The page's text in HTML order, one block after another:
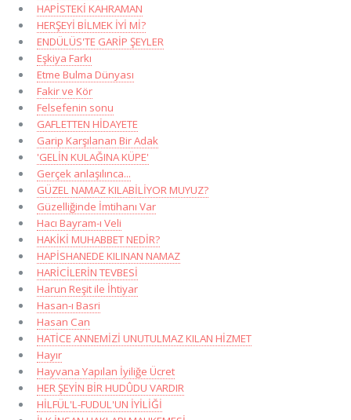
HAPİSTEKİ KAHRAMAN
HERŞEYİ BİLMEK İYİ Mİ?
ENDÜLÜS'TE GARİP ŞEYLER
Eşkiya Farkı
Etme Bulma Dünyası
Fakir ve Kör
Felsefenin sonu
GAFLETTEN HİDAYETE
Garip Karşılanan Bir Adak
'GELİN KULAĞINA KÜPE'
Gerçek anlaşılınca...
GÜZEL NAMAZ KILABİLİYOR MUYUZ?
Güzelliğinde İmtihanı Var
Hacı Bayram-ı Veli
HAKİKİ MUHABBET NEDİR?
HAPİSHANEDE KILINAN NAMAZ
HARİCİLERİN TEVBESİ
Harun Reşit ile İhtiyar
Hasan-ı Basri
Hasan Can
HATİCE ANNEMİZİ UNUTULMAZ KILAN HİZMET
Hayır
Hayvana Yapılan İyiliğe Ücret
HER ŞEYİN BİR HUDÛDU VARDIR
HİLFÜL'L-FUDUL'UN İYİLİĞİ